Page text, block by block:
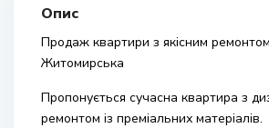
Опис
Продаж квартири з якісним
Житомирська
Пропонується сучасна квартира з
ремонтом із преміальних матеріалів.